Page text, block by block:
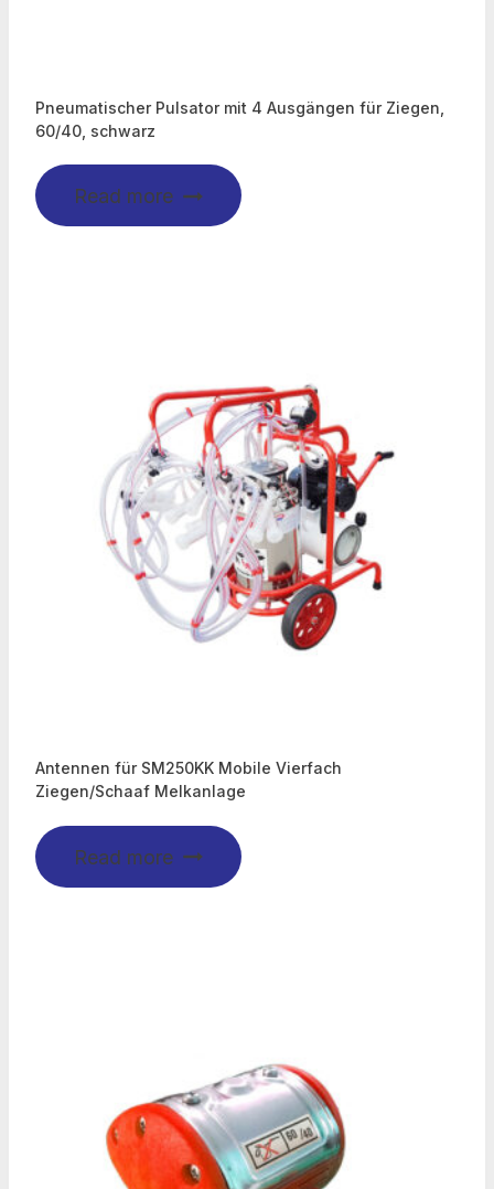
Pneumatischer Pulsator mit 4 Ausgängen für Ziegen,
60/40, schwarz
Read more
Antennen für SM250KK Mobile Vierfach
Ziegen/Schaaf Melkanlage
Read more